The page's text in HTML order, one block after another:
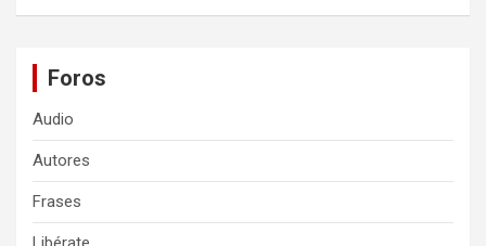
Foros
Audio
Autores
Frases